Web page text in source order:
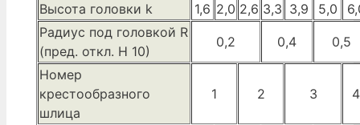
Высота головки k
1,6 2,0 2,6 3,3 3,9 5,0
Радиус под головкой R
(пред. откл. H 10)
0,2 0,4 0,5
Номер
крестообразного
шлица
1 2 3 4